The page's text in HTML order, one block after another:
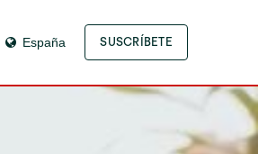
España SUSCRÍBETE